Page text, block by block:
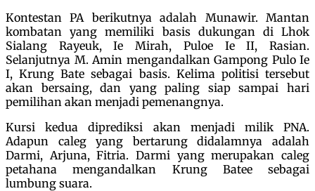
Kontestan PA berikutnya adalah Munawir. Mantan
kombatan yang memiliki basis dukungan di Lhok
Sialang Rayeuk, Ie Mirah, Puloe Ie II, Rasian.
Selanjutnya M. Amin mengandalkan Gampong Pulo Ie
I, Krung Bate sebagai basis. Kelima politisi tersebut
akan bersaing, dan yang paling siap sampai hari
pemilihan akan menjadi pemenangnya.
Kursi kedua diprediksi akan menjadi milik PNA.
Adapun caleg yang bertarung didalamnya adalah
Darmi, Arjuna, Fitria. Darmi yang merupakan caleg
petahana mengandalkan Krung Batee sebagai
lumbung suara.